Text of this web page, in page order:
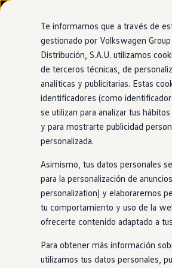
Ir
directamente
al contenido
Ir
directamente
al pie de
página
Nuevo ID. Cross
Vehículos Comerciales
Compra y ofertas
Volkswagen nuevo en stock
Volkswagen de ocasión
Financiación
My Renting
My Way
Seguros
Empresas
Autoescuelas
Eléctricos e híbridos
Más sobre híbridos
Plan Auto +
Etiquetas DGT
Simulador de autonomía,
Carga y autonomía
Soluciones de carga
Tarifas de carga
Carga en casa
Modos de carga
Asistente para
Asume el
Golfcuando más
necesitas
En caso de emergencia médica, tu Golf
intenta que recuperes el control de tu
de dirección. Si no es suficiente, se
automáticamente y de forma segura
Te informamos que a través de
gestionado por Volkswagen Group
Distribución, S.A.U. utilizamos
de terceros técnicas, de
analíticas y publicitarias. Estas
identificadores (como
se utilizan para analizar tus
y para mostrarte publicidad
personalizada.
Asimismo, tus datos personales
para la personalización de
personalization) y elaboraremos
tu comportamiento y uso de la
ofrecerte contenido adaptado a
Para obtener más información
utilizamos tus datos personales,